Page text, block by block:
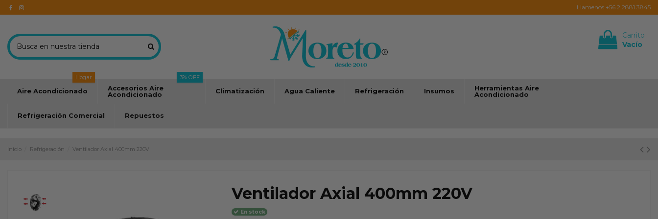
Llamenos +56 2 2881 3845
Carrito
Vacío
Aire Acondicionado
Hogar
Accesorios Aire
Acondicionado
3% OFF
Climatización Agua Caliente Refrigeración Insumos
Herramientas Aire
Acondicionado
Refrigeración Comercial Repuestos
Inicio Refrigeración Ventilador Axial 400mm 220V
Ventilador Axial 400mm 220V
En stock